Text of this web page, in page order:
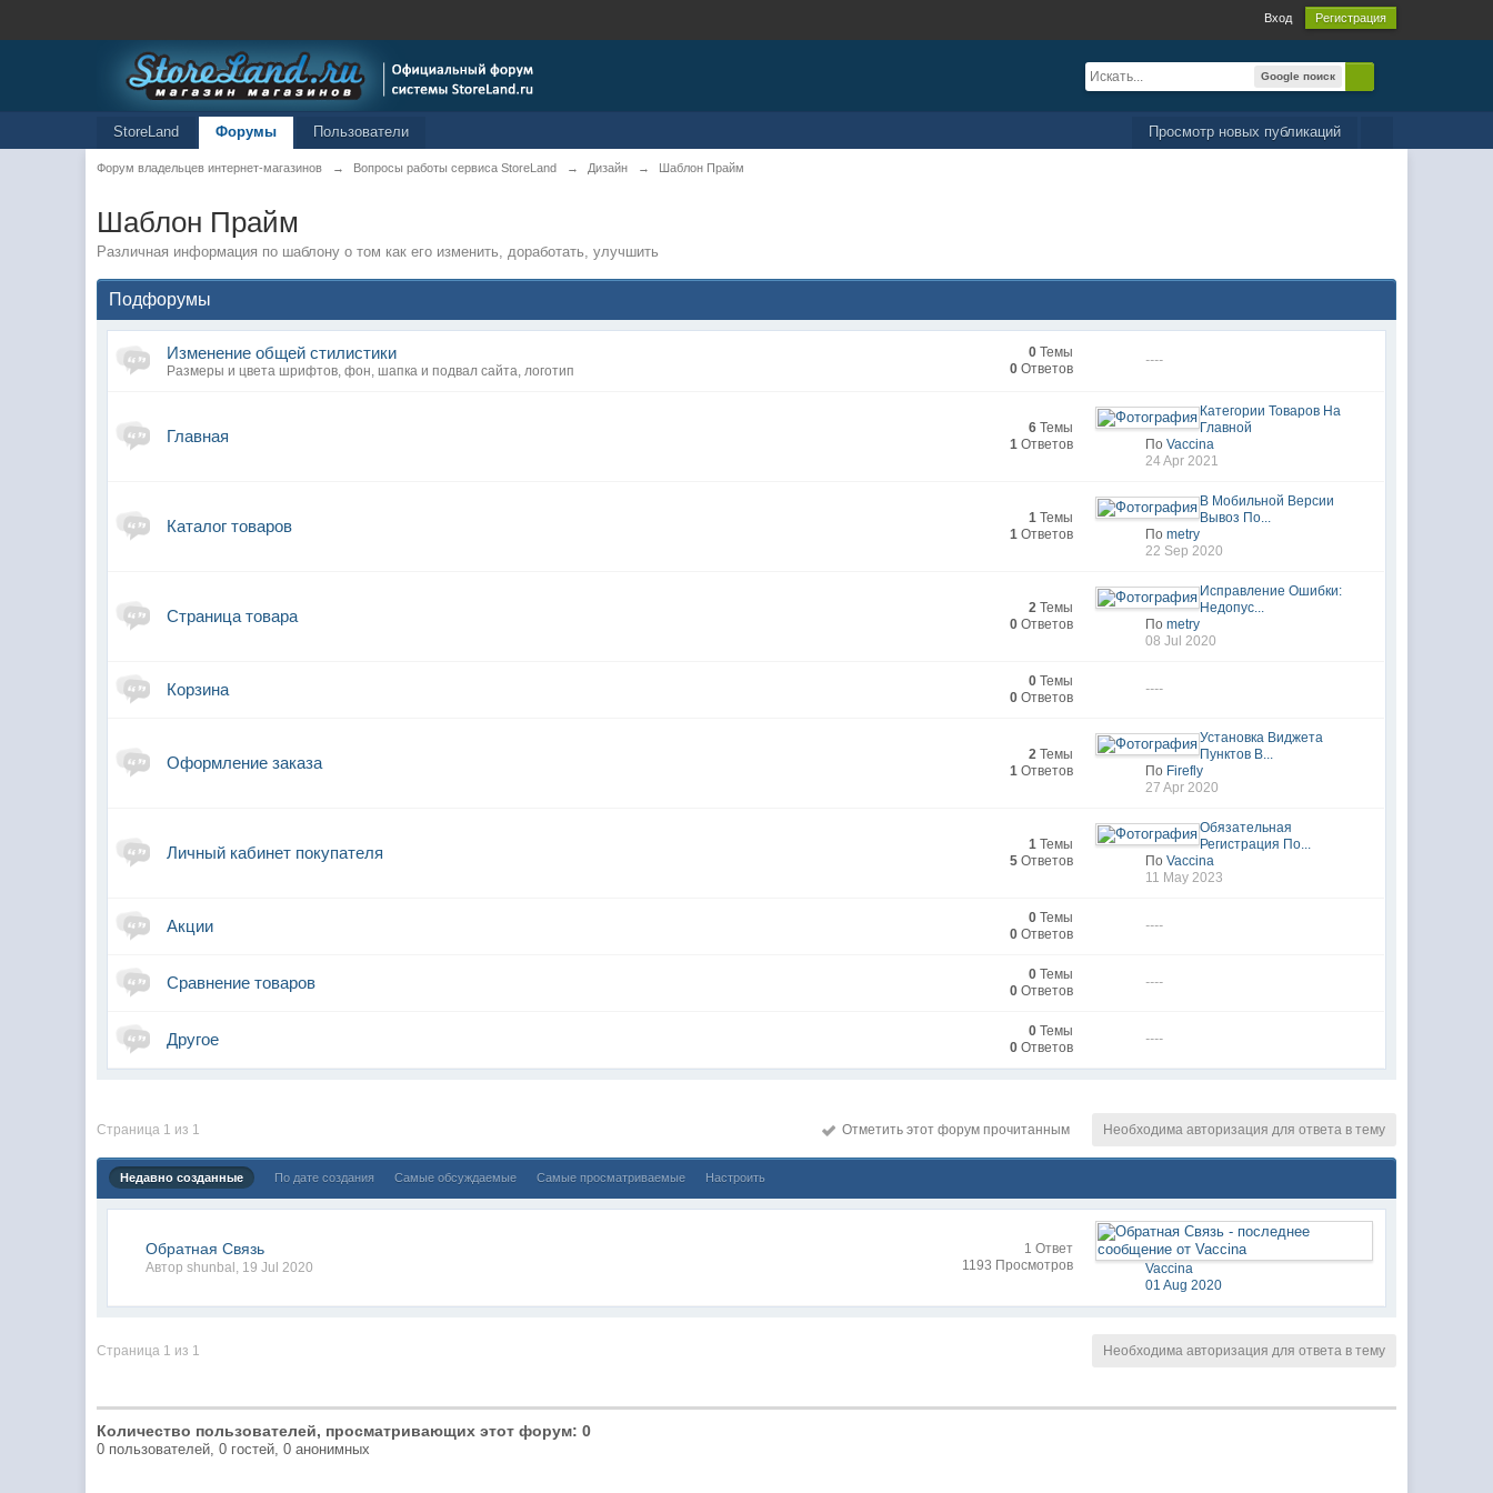
Вход Регистрация
Google поиск
Просмотр новых публикаций
StoreLand Форумы Пользователи
Форум владельцев интернет-магазинов → Вопросы работы сервиса StoreLand → Дизайн → Шаблон Прайм
Шаблон Прайм
Различная информация по шаблону о том как его изменить, доработать, улучшить
Подфорумы
Изменение общей стилистики
Размеры и цвета шрифтов, фон, шапка и подвал сайта, логотип
0 Темы
0 Ответов
----
Главная 6 Темы
1 Ответов
Категории Товаров На
Главной
ПоVaccina
24 Apr 2021
Каталог товаров 1 Темы
1 Ответов
В Мобильной Версии
Вывоз По...
Поmetry
22 Sep 2020
Страница товара 2 Темы
0 Ответов
Исправление Ошибки:
Недопус...
Поmetry
08 Jul 2020
Корзина 0 Темы
0 Ответов
----
Оформление заказа 2 Темы
1 Ответов
Установка Виджета
Пунктов В...
По Firefly
27 Apr 2020
Личный кабинет покупателя 1 Темы
5 Ответов
Обязательная
Регистрация По...
ПоVaccina
11 May 2023
Акции 0 Темы
0 Ответов
----
Сравнение товаров 0 Темы
0 Ответов
----
Другое 0 Темы
0 Ответов
----
Страница 1 из 1 Необходима авторизация для ответа в тему
Отметить этот форум прочитанным
Недавно созданные По дате создания Самые обсуждаемые Самые просматриваемые Настроить
Обратная Связь
Авторshunbal , 19 Jul 2020
1 Ответ
1193 Просмотров
Vaccina
01 Aug 2020
Страница 1 из 1 Необходима авторизация для ответа в тему
Количество пользователей, просматривающих этот форум: 0
0 пользователей, 0 гостей, 0 анонимных